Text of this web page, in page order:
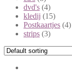
dvd's (4)
kledij (15)
Postkaartjes (4)
strips (3)